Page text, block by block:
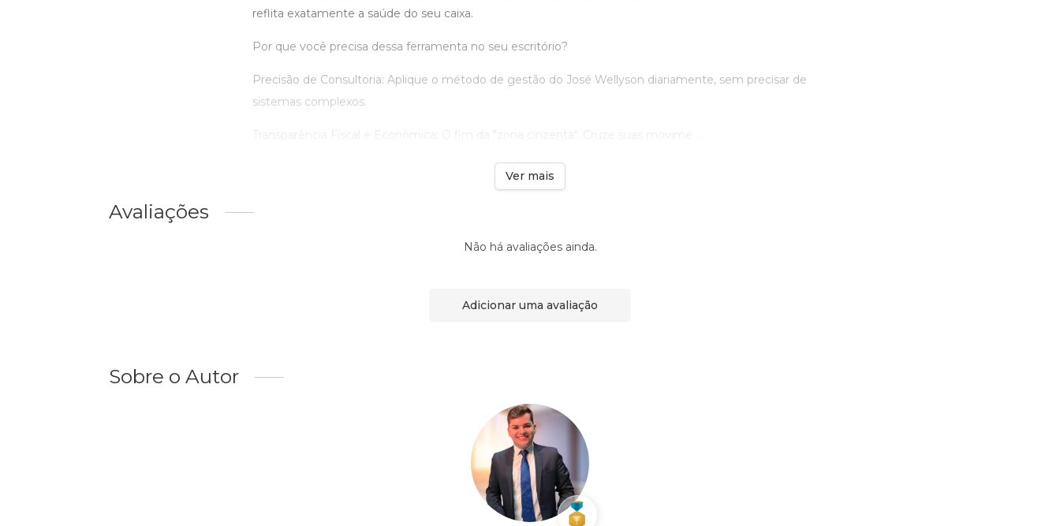
reflita exatamente a saúde do seu caixa.
Por que você precisa dessa ferramenta no seu escritório?
Precisão de Consultoria: Aplique o método de gestão do José Wellyson diariamente, sem precisar de
sistemas complexos.
Ver mais
Avaliações
Não há avaliações ainda.
Adicionar uma avaliação
Sobre o Autor